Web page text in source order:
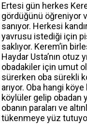
Ertesi gün herkes
gördüğünü öğreniyor
sanıyor. Herkesi
yavrusu istediği için
saklıyor. Kerem’in
Haydar Usta’nın otuz
obadakiler için umut
sürerken oba sürekli
arıyor. Oba hangi
köylüler gelip obadan
obanın paraları ve
tükenmeye yüz